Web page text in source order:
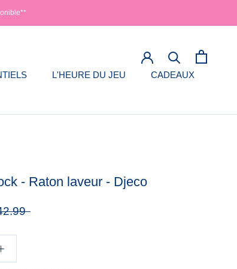
L'HEURE DU JEU CADEAUX
- Raton laveur - Djeco